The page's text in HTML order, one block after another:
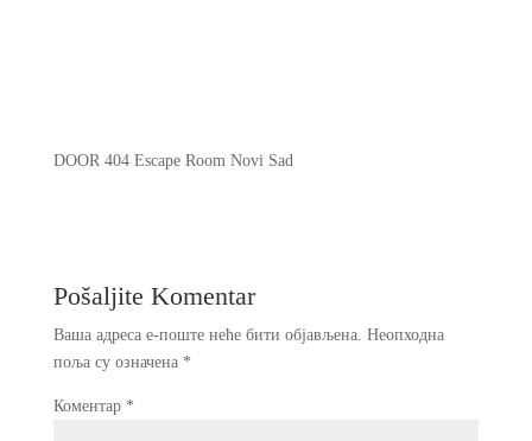
DOOR 404 Escape Room Novi Sad
Pošaljite Komentar
Ваша адреса е-поште неће бити објављена. Неопходна
поља су означена *
Коментар *